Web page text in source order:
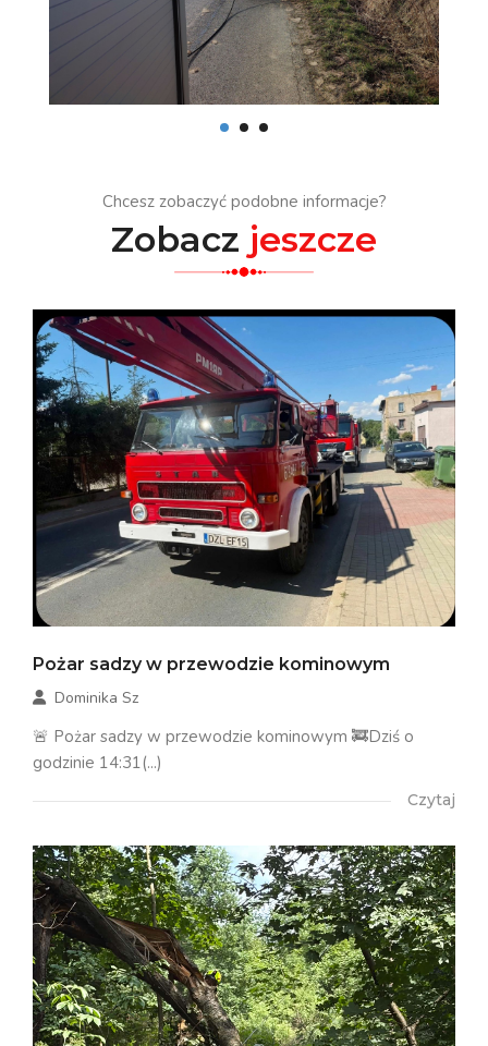
Chcesz zobaczyć podobne informacje?
Zobacz jeszcze
Pożar sadzy w przewodzie kominowym
Dominika Sz
🚨 Pożar sadzy w przewodzie kominowym 🚒Dziś o
godzinie 14:31(...)
Czytaj